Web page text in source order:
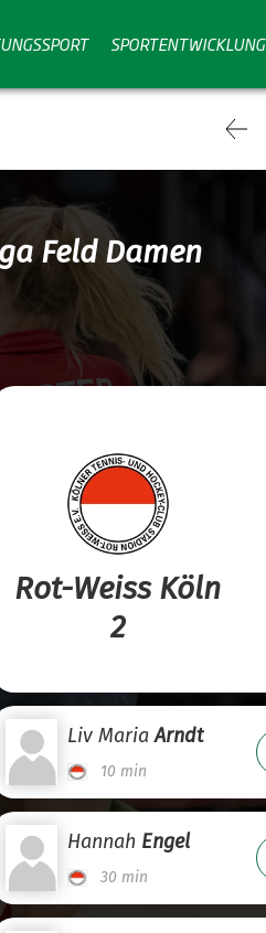
SPORTENTWICKLUNG
Feld Damen
Rot-Weiss Köln
2
Liv MariaArndt
10 min
Hannah Engel
30 min